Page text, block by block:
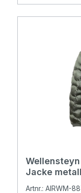
Jacke
Artnr.: AIRWM-